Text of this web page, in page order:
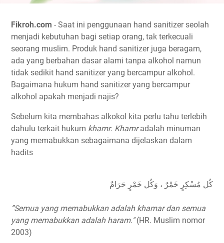
Fikroh.com - Saat ini penggunaan hand sanitizer seolah
menjadi kebutuhan bagi setiap orang, tak terkecuali
seorang muslim. Produk hand sanitizer juga beragam,
ada yang berbahan dasar alami tanpa alkohol namun
tidak sedikit hand sanitizer yang bercampur alkohol.
Bagaimana hukum hand sanitizer yang bercampur
alkohol apakah menjadi najis?
Sebelum kita membahas alkokol kita perlu tahu terlebih
dahulu terkait hukum khamr. Khamradalah minuman
yang memabukkan sebagaimana dijelaskan dalam
hadits
كُل مُسْكِرٍ خَمْرٌ ، وَكُل خَمْرٍ حَرَامٌ
”Semua yang memabukkan adalah khamar dan semua
yang memabukkan adalah haram."(HR. Muslim nomor
2003)